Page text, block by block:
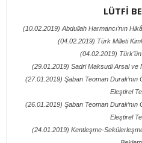
LÜTFİ
(10.02.2019) Abdullah Harmancı’nın
(04.02.2019) Türk Milleti
(04.02.2019)
(29.01.2019) Sadri Maksudi Arsal ve
(27.01.2019) Şaban Teoman
Eleştirel
(26.01.2019) Şaban Teoman
Eleştirel
(24.01.2019) Kentleşme-